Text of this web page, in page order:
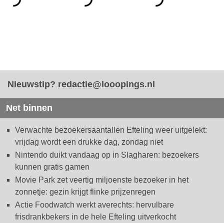
Nieuwstip? redactie@looopings.nl
Net binnen
Verwachte bezoekersaantallen Efteling weer uitgelekt:
vrijdag wordt een drukke dag, zondag niet
Nintendo duikt vandaag op in Slagharen: bezoekers
kunnen gratis gamen
Movie Park zet veertig miljoenste bezoeker in het
zonnetje: gezin krijgt flinke prijzenregen
Actie Foodwatch werkt averechts: hervulbare
frisdrankbekers in de hele Efteling uitverkocht